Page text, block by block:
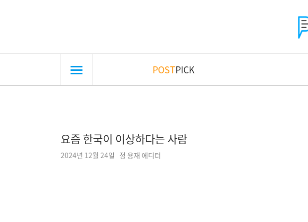
POSTPICK
요즘 한국이 이상하다는 사람
2024년 12월 24일 정 용재 에디터